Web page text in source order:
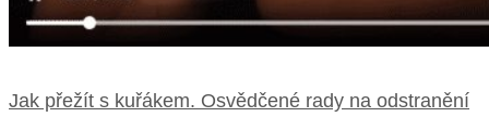
Jak přežít s kuřákem. Osvědčené rady na odstranění